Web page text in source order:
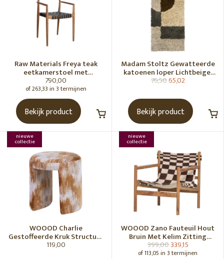
Raw Materials Freya teak
eetkamerstoel met
armleuning - Zwart (set of 2)
790,00
of 263,33 in 3 termijnen
Bekijk product
Madam Stoltz Gewatteerde
katoenen loper Lichtbeige,
gebroken wit, grijs, groen
76,5065,02
Bekijk product
nieuwe
collectie
WOOOD Charlie
Gestoffeerde Kruk Structuur
Stof Karamelbruin [Fsc]
119,00
nieuwe
collectie
WOOOD Zano Fauteuil Hout
Bruin Met Kelim Zitting
Naturel
399,00339,15
of 113,05 in 3 termijnen